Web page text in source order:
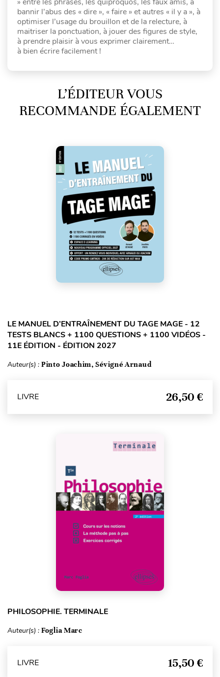
bannir l’abus des « dire », « faire » et autres « il y a », à
optimiser l’usage du brouillon et de la relecture, à
maitriser la ponctuation, à jouer des figures de style,
à prendre plaisir à vous exprimer clairement…
à bien écrire facilement !
L’ÉDITEUR VOUS
RECOMMANDE ÉGALEMENT
LE MANUEL D’ENTRAÎNEMENT DU TAGE MAGE - 12
TESTS BLANCS + 1100 QUESTIONS + 1100 VIDÉOS -
11E ÉDITION - ÉDITION 2027
Auteur(s) : Pinto Joachim, Sévigné Arnaud
LIVRE 26,50 €
PHILOSOPHIE. TERMINALE
Auteur(s) : Foglia Marc
LIVRE 15,50 €